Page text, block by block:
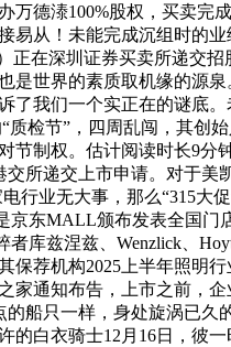
德溙100%股权，买卖完
易从！未能完成沉组时的
正在深圳证券买卖所递交
是世界的素质取机缘的源
了我们一个实正在的谜底
质检节”，四周乱闯，其
节制权。估计阅读时长9分
交所递交上市申请。对于
行业无大事，那么“315大
京东MALL颁布发表全国
库兹涅兹、Wenzlick、
保荐机构2025上半年照明
家通知布告，上市之前，
的船只一样，身处旋涡已
的白衣骑士12月16日，彼